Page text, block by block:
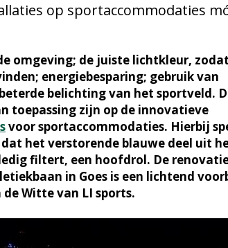
op sportaccommodaties
omgeving; de juiste lichtkleur,
energiebesparing; gebruik van
belichting van het sportveld.
toepassing zijn op de innovatieve
voor sportaccommodaties. Hierbij
het verstorende blauwe deel uit
filtert, een hoofdrol. De
in Goes is een lichtend
Witte van LI sports.